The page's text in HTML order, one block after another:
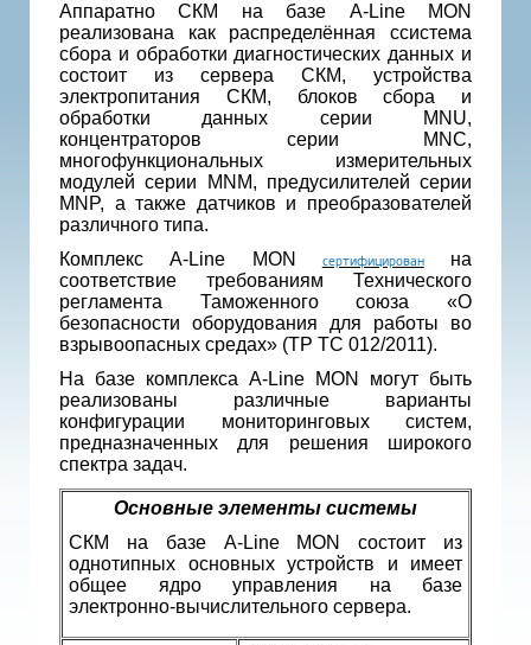
Аппаратно СКМ на базе A-Line MON
реализована как распределённая ссистема
сбора и обработки диагностических данных и
состоит из сервера СКМ, устройства
электропитания СКМ, блоков сбора и
обработки данных серии MNU,
концентраторов серии MNC,
многофункциональных измерительных
модулей серии MNM, предусилителей серии
MNP, а также датчиков и преобразователей
различного типа.
Комплекс A-Line MON
сертифицированна
соответствие требованиям Технического
регламента Таможенного союза «О
безопасности оборудования для работы во
взрывоопасных средах» (ТР ТС 012/2011).
На базе комплекса A-Line MON могут быть
реализованы различные варианты
конфигурации мониторинговых систем,
предназначенных для решения широкого
спектра задач.
Основные элементы системы
СКМ на базе A-Line MON состоит из
однотипных основных устройств и имеет
общее ядро управления на базе
электронно-вычислительного сервера.